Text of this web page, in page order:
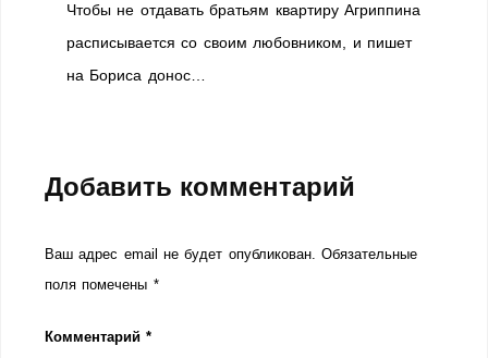
Чтобы не отдавать братьям квартиру Агриппина
расписывается со своим любовником, и пишет
на Бориса донос…
Добавить комментарий
Ваш адрес email не будет опубликован. Обязательные
поля помечены *
Комментарий*